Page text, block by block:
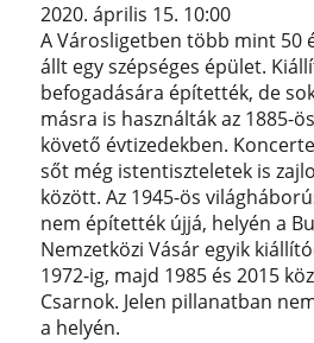
2020. április 15. 10:00
A Városligetben több mint 50
állt egy szépséges épület.
befogadására építették, de
másra is használták az 1885-
követő évtizedekben.
sőt még istentiszteletek is
között. Az 1945-ös
nem építették újjá, helyén a
Nemzetközi Vásár egyik
1972-ig, majd 1985 és 2015
Csarnok. Jelen pillanatban
a helyén.